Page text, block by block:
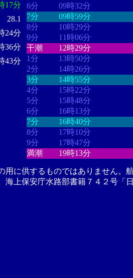
17分
28.1
24分
36分
43分
6分
09時32分
7分
09時59分
8分
10時29分
9分
11時06分
干潮
12時29分
1分
13時50分
2分
14時26分
3分
14時55分
4分
15時22分
5分
15時48分
6分
16時13分
7分
16時40分
8分
17時10分
9分
17時47分
満潮
19時13分
用に供するものではありません。
海上保安庁水路部書籍７４２号「